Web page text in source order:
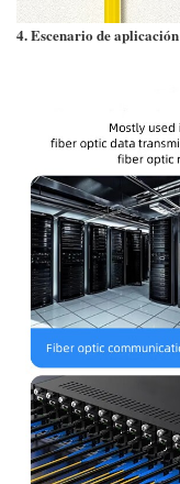
4. Escenario de aplicación